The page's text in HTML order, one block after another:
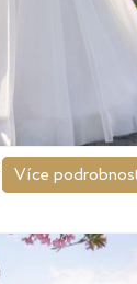
Více